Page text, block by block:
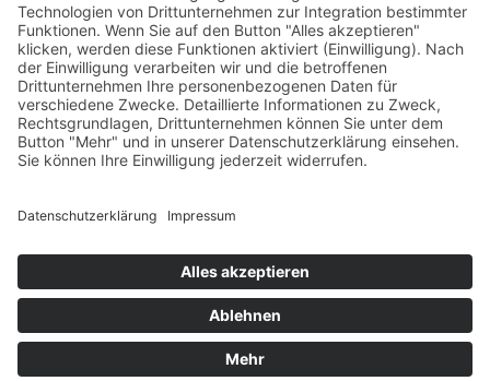
© Von Hier – Vulkaneifel | Designed by mindcopter